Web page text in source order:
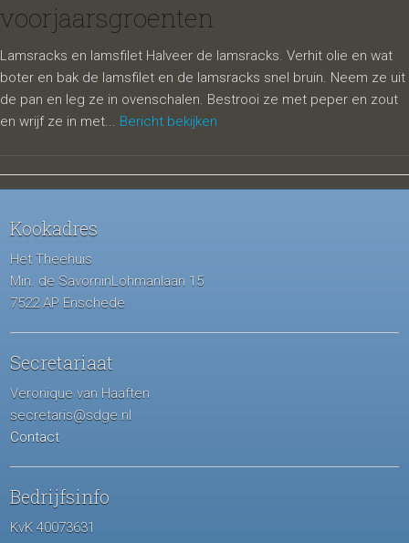
voorjaarsgroenten
Lamsracks en lamsfilet Halveer de lamsracks. Verhit olie en wat
boter en bak de lamsfilet en de lamsracks snel bruin. Neem ze uit
de pan en leg ze in ovenschalen. Bestrooi ze met peper en zout
en wrijf ze in met... Bericht bekijken
Kookadres
Het Theehuis
Min. de SavorninLohmanlaan 15
7522 AP Enschede
Secretariaat
Veronique van Haaften
secretaris@sdge.nl
Contact
Bedrijfsinfo
KvK 40073631